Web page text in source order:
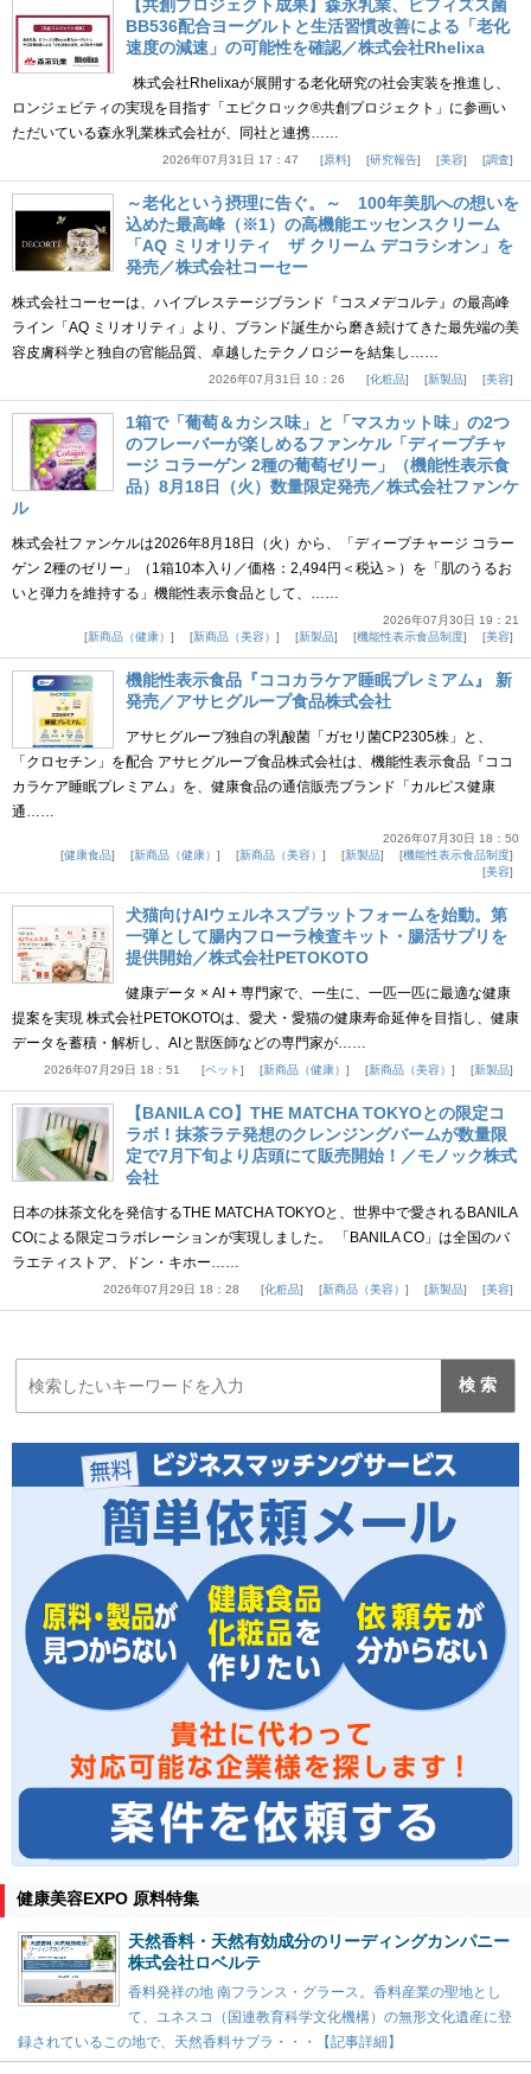
【共創プロジェクト成果】森永乳業、ビフィズス菌
BB536配合ヨーグルトと生活習慣改善による「老化
速度の減速」の可能性を確認／株式会社Rhelixa
株式会社Rhelixaが展開する老化研究の社会実装を推進し、
ロンジェビティの実現を目指す「エピクロック®共創プロジェクト」に参画い
ただいている森永乳業株式会社が、同社と連携……
2026年07月31日 17：47 原料 研究報告 美容 調査
～老化という摂理に告ぐ。～ 100年美肌への想いを
込めた最高峰（※1）の高機能エッセンスクリーム
「AQ ミリオリティ ザ クリーム デコラシオン」を
発売／株式会社コーセー
株式会社コーセーは、ハイプレステージブランド『コスメデコルテ』の最高峰
ライン「AQ ミリオリティ」より、ブランド誕生から磨き続けてきた最先端の美
容皮膚科学と独自の官能品質、卓越したテクノロジーを結集し……
2026年07月31日 10：26 化粧品 新製品 美容
1箱で「葡萄＆カシス味」と「マスカット味」の2つ
のフレーバーが楽しめるファンケル「ディープチャ
ージ コラーゲン 2種の葡萄ゼリー」（機能性表示食
品）8月18日（火）数量限定発売／株式会社ファンケ
ル
株式会社ファンケルは2026年8月18日（火）から、「ディープチャージ コラー
ゲン 2種のゼリー」（1箱10本入り／価格：2,494円＜税込＞）を「肌のうるお
いと弾力を維持する」機能性表示食品として、……
2026年07月30日 19：21
新商品（健康）
新商品（美容） 新製品 機能性表示食品制度 美容
機能性表示食品『ココカラケア睡眠プレミアム』 新
発売／アサヒグループ食品株式会社
アサヒグループ独自の乳酸菌「ガセリ菌CP2305株」と、
「クロセチン」を配合 アサヒグループ食品株式会社は、機能性表示食品『ココ
カラケア睡眠プレミアム』を、健康食品の通信販売ブランド「カルピス健康
通……
2026年07月30日 18：50
健康食品
新商品（健康） 新商品（美容） 新製品
機能性表示食品制度
美容
犬猫向けAIウェルネスプラットフォームを始動。第
一弾として腸内フローラ検査キット・腸活サプリを
提供開始／株式会社PETOKOTO
健康データ × AI + 専門家で、一生に、一匹一匹に最適な健康
提案を実現 株式会社PETOKOTOは、愛犬・愛猫の健康寿命延伸を目指し、健康
データを蓄積・解析し、AIと獣医師などの専門家が……
2026年07月29日 18：51 ペット 新商品（健康） 新商品（美容） 新製品
【BANILA CO】THE MATCHA TOKYOとの限定コ
ラボ！抹茶ラテ発想のクレンジングバームが数量限
定で7月下旬より店頭にて販売開始！／モノック株式
会社
日本の抹茶文化を発信するTHE MATCHA TOKYOと、世界中で愛されるBANILA
COによる限定コラボレーションが実現しました。 「BANILA CO」は全国のバ
ラエティストア、ドン・キホー……
2026年07月29日 18：28 化粧品 新商品（美容） 新製品 美容
健康美容EXPO 原料特集
天然香料・天然有効成分のリーディングカンパニー
株式会社ロベルテ
香料発祥の地 南フランス・グラース。香料産業の聖地とし
て、ユネスコ（国連教育科学文化機構）の無形文化遺産に登
録されているこの地で、天然香料サプラ・・・【記事詳細】